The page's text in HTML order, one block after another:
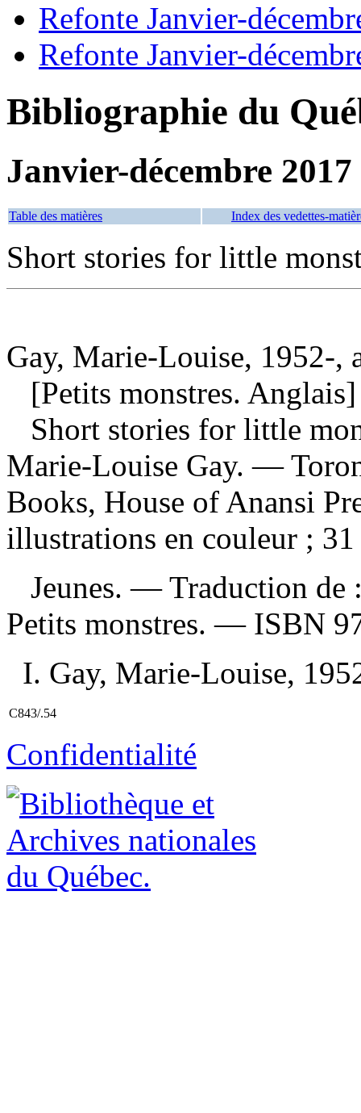
Refonte Janvier-
Refonte Janvier-
Bibliographie du
Janvier-décembre 2017
Table des matières Index des vedettes-
Short stories for little
Gay, Marie-Louise, 1952-,
[Petits monstres. Anglais]
Short stories for little
Marie-Louise Gay. —
Books, House of Anansi
illustrations en couleur ;
Jeunes. —Traduction de
Petits monstres. — ISBN
I. Gay, Marie-Louise,
C843/.54
Confidentialité